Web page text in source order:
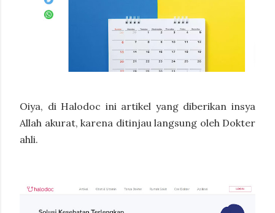
Oiya, di Halodoc ini artikel yang diberikan insya
Allah akurat, karena ditinjau langsung oleh Dokter
ahli.